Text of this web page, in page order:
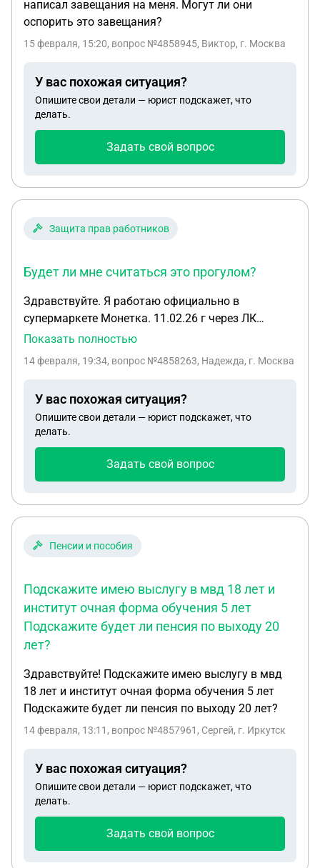
написал завещания на меня. Могут ли они
оспорить это завещания?
15 февраля, 15:20, вопрос №4858945, Виктор, г. Москва
У вас похожая ситуация?
Опишите свои детали — юрист подскажет, что
делать.
Задать свой вопрос
Защита прав работников
Будет ли мне считаться это прогулом?
Здравствуйте. Я работаю официально в
супермаркете Монетка. 11.02.26 г через ЛК
подала заявление на увольнение. Статус
отрабатывать 2 недели, директор мне сказала
проставлять и все. Вопрос? Будет ли мне
считаться это прогулом? Очень сильно за это
переживаю. И повлияет ли это на расщетные при
Показать полностью
14 февраля, 19:34, вопрос №4858263, Надежда, г. Москва
У вас похожая ситуация?
Опишите свои детали — юрист подскажет, что
делать.
Задать свой вопрос
Пенсии и пособия
Подскажите имею выслугу в мвд 18 лет и
институт очная форма обучения 5 лет
Подскажите будет ли пенсия по выходу 20
лет?
Здравствуйте! Подскажите имею выслугу в мвд
18 лет и институт очная форма обучения 5 лет
Подскажите будет ли пенсия по выходу 20 лет?
14 февраля, 13:11 , вопрос №4857961, Сергей, г. Иркутск
У вас похожая ситуация?
Опишите свои детали — юрист подскажет, что
делать.
Задать свой вопрос